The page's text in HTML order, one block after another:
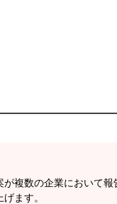
複数の企業において報
ます。